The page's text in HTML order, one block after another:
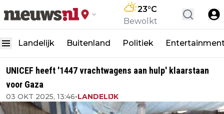
23°C
Bewolkt
Landelijk Buitenland Politiek
UNICEF heeft '1447 vrachtwagens aan hulp' klaarstaan
voor Gaza
03 OKT 2025, 13:46•LANDELIJK